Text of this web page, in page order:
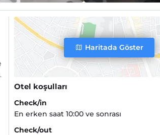
Haritada Göster
Otel koşulları
Check/in
En erken saat 10:00 ve sonrası
Check/out